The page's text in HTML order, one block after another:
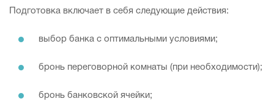
Подготовка включает в себя следующие действия:
выбор банка с оптимальными условиями;
бронь переговорной комнаты (при необходимости);
бронь банковской ячейки;